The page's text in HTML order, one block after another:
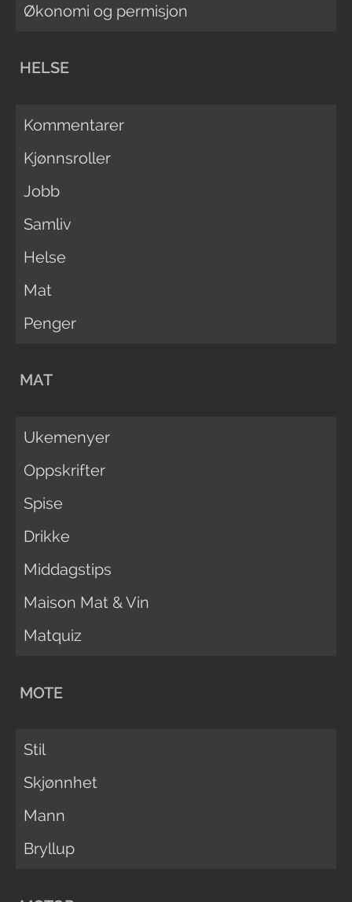
Økonomi og permisjon
HELSE
Kommentarer
Kjønnsroller
Jobb
Samliv
Helse
Mat
Penger
MAT
Ukemenyer
Oppskrifter
Spise
Drikke
Middagstips
Maison Mat & Vin
Matquiz
MOTE
Stil
Skjønnhet
Mann
Bryllup